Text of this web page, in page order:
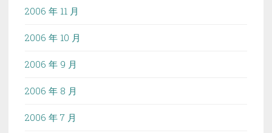
2006 年 11 月
2006 年 10 月
2006 年 9 月
2006 年 8 月
2006 年 7 月